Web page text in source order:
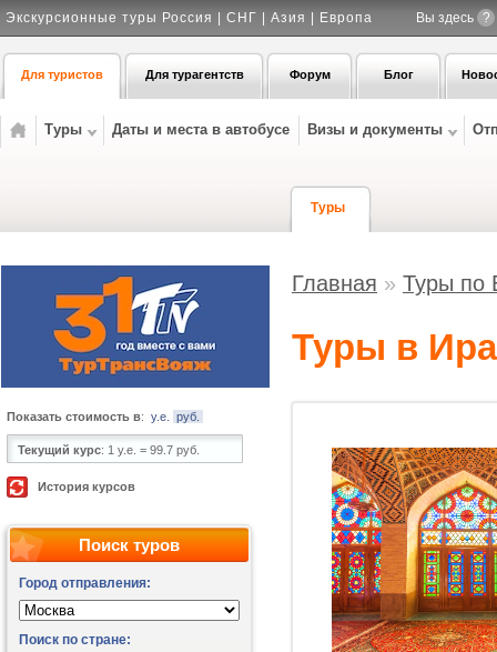
Экскурсионные туры Россия | СНГ | Азия | Европа Вы здесь ?
Для туристов Для турагентств Форум Блог
Туры Даты и места в автобусе Визы и документы
Туры
Главная » Туры по
Туры в
Показать стоимость в: у.е. руб.
Текущий курс: 1 у.е. = 99.7 руб.
История курсов
Поиск туров
Город отправления:
Поиск по стране: